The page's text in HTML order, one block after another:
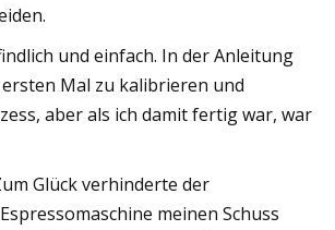
und einfach. In der Anleitung
Mal zu kalibrieren und
aber als ich damit fertig war, war
Glück verhinderte der
meinen Schuss